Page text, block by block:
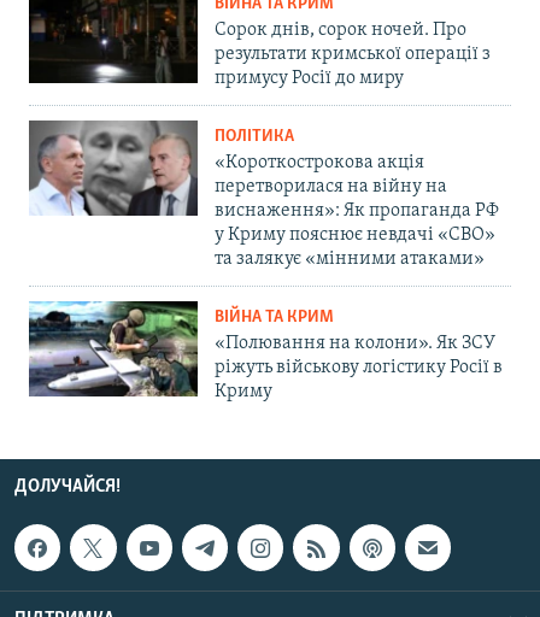
ВІЙНА ТА КРИМ
Сорок днів, сорок ночей. Про
результати кримської операції з
примусу Росії до миру
ПОЛІТИКА
«Короткострокова акція
перетворилася на війну на
виснаження»: Як пропаганда РФ
у Криму пояснює невдачі «СВО»
та залякує «мінними атаками»
ВІЙНА ТА КРИМ
«Полювання на колони». Як ЗСУ
ріжуть військову логістику Росії в
Криму
ДОЛУЧАЙСЯ!